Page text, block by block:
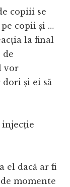
copiii se
copii și …
la final
de
vor
și ei să
el dacă ar fi
momente